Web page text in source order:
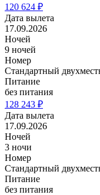
120 624 ₽
Дата вылета
17.09.2026
Ночей
9 ночей
Номер
Стандартный
Питание
без питания
128 243 ₽
Дата вылета
17.09.2026
Ночей
3 ночи
Номер
Стандартный
Питание
без питания